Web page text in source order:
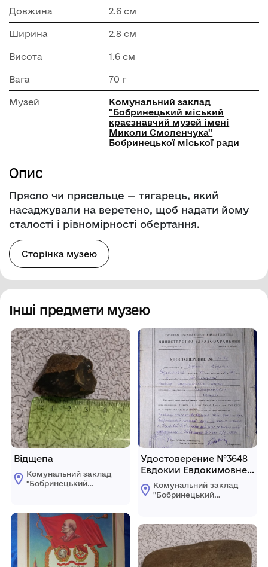
Довжина 2.6 см
Ширина 2.8 см
Висота 1.6 см
Вага 70 г
Музей
Комунальний заклад
"Бобринецький міський
краєзнавчий музей імені
Миколи Смоленчука"
Бобринецької міської ради
Опис
Прясло чи прясельце — тягарець, який
насаджували на веретено, щоб надати йому
сталості і рівномірності обертання.
Сторінка музею
Інші предмети музею
Відщепа
Комунальний заклад
"Бобринецький
імені Миколи
Смоленчука"
Бобринецької
міської ради
Удостоверение №3648
Евдокии Евдокимовне
выдано взамен
диплома об окончании
22.03.1949г. г.Киев
Комунальний заклад
"Бобринецький
імені Миколи
Смоленчука"
Бобринецької
міської ради